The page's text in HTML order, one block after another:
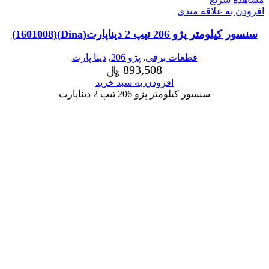
افزودن به علاقه مندی
سنسور کیلومتر پژو 206 تیپ 2 دیناپارت(Dina)(1601008)
قطعات برقی, پژو 206 ,دینا پارت
893,508 ﷼
افزودن به سبد خرید
سنسور کیلومتر پژو 206 تیپ 2 دیناپارت